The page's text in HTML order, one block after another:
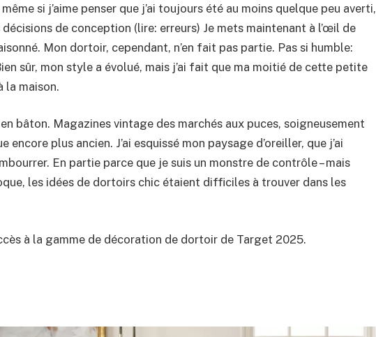
si j’aime penser que j’ai toujours été au moins quelque peu averti,
de conception (lire: erreurs) Je mets maintenant à l’œil de
Mon dortoir, cependant, n’en fait pas partie. Pas si humble:
sûr, mon style a évolué, mais j’ai fait que ma moitié de cette petite
la maison.
bâton. Magazines vintage des marchés aux puces, soigneusement
encore plus ancien. J’ai esquissé mon paysage d’oreiller, que j’ai
En partie parce que je suis un monstre de contrôle – mais
les idées de dortoirs chic étaient difficiles à trouver dans les
à la gamme de décoration de dortoir de Target 2025.